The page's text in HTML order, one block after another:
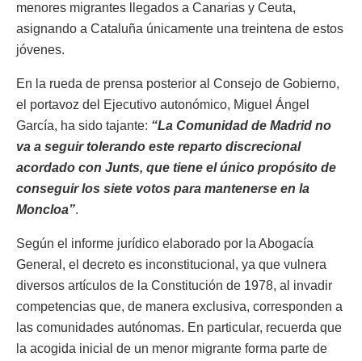
menores migrantes llegados a Canarias y Ceuta,
asignando a Cataluña únicamente una treintena de estos
jóvenes.
En la rueda de prensa posterior al Consejo de Gobierno,
el portavoz del Ejecutivo autonómico, Miguel Ángel
García, ha sido tajante: “La Comunidad de Madrid no
va a seguir tolerando este reparto discrecional
acordado con Junts, que tiene el único propósito de
conseguir los siete votos para mantenerse en la
Moncloa”.
Según el informe jurídico elaborado por la Abogacía
General, el decreto es inconstitucional, ya que vulnera
diversos artículos de la Constitución de 1978, al invadir
competencias que, de manera exclusiva, corresponden a
las comunidades autónomas. En particular, recuerda que
la acogida inicial de un menor migrante forma parte de